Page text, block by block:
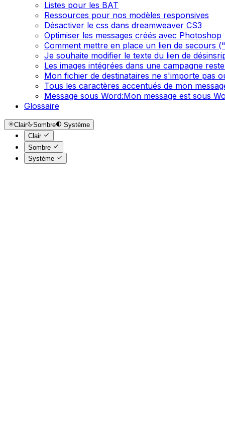
Listes pour les BAT
Ressources pour nos modèles responsives
Désactiver le css dans dreamweaver CS3
Optimiser les messages créés avec Photoshop
Comment mettre en place un lien de secours
Je souhaite modifier le texte du lien de
Les images intégrées dans une campagne
Mon fichier de destinataires ne s'importe pas
Tous les caractères accentués de mon
Message sous Word:Mon message est sous
Glossaire
Clair Sombre
Système
Clair
Sombre
Système